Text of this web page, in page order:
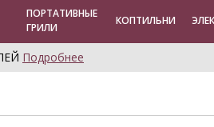
ПОРТАТИВНЫЕ
ГРИЛИ
КОПТИЛЬНИ
Подробнее